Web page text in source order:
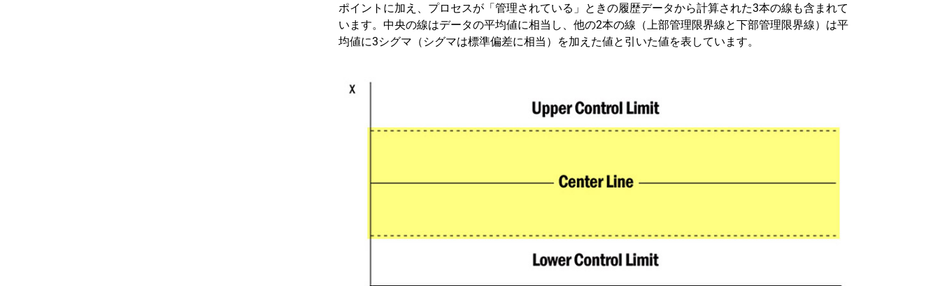
ポイントに加え、プロセスが「管理されている」ときの履歴データから計算された3本の線も含まれて
います。中央の線はデータの平均値に相当し、他の2本の線（上部管理限界線と下部管理限界線）は平
均値に3シグマ（シグマは標準偏差に相当）を加えた値と引いた値を表しています。